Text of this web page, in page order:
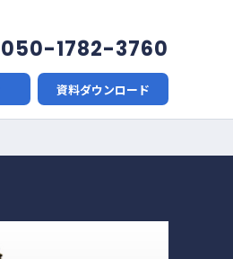
050-1782-3760
資料ダウンロード